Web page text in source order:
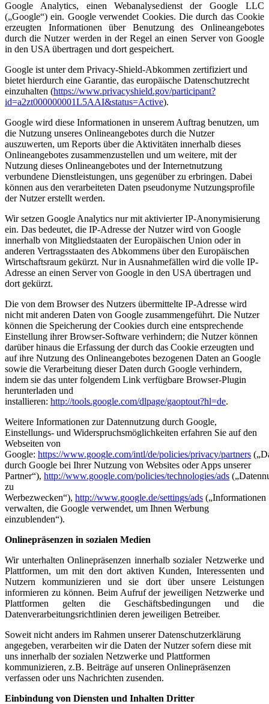
Google Analytics, einen Webanalysedienst der Google LLC
(„Google“) ein. Google verwendet Cookies. Die durch das Cookie
erzeugten Informationen über Benutzung des Onlineangebotes
durch die Nutzer werden in der Regel an einen Server von Google
in den USA übertragen und dort gespeichert.
Google ist unter dem Privacy-Shield-Abkommen zertifiziert und
bietet hierdurch eine Garantie, das europäische Datenschutzrecht
einzuhalten (https://www.privacyshield.gov/participant?
id=a2zt000000001L5AAI&status=Active).
Google wird diese Informationen in unserem Auftrag benutzen, um
die Nutzung unseres Onlineangebotes durch die Nutzer
auszuwerten, um Reports über die Aktivitäten innerhalb dieses
Onlineangebotes zusammenzustellen und um weitere, mit der
Nutzung dieses Onlineangebotes und der Internetnutzung
verbundene Dienstleistungen, uns gegenüber zu erbringen. Dabei
können aus den verarbeiteten Daten pseudonyme Nutzungsprofile
der Nutzer erstellt werden.
Wir setzen Google Analytics nur mit aktivierter IP-Anonymisierung
ein. Das bedeutet, die IP-Adresse der Nutzer wird von Google
innerhalb von Mitgliedstaaten der Europäischen Union oder in
anderen Vertragsstaaten des Abkommens über den Europäischen
Wirtschaftsraum gekürzt. Nur in Ausnahmefällen wird die volle IP-
Adresse an einen Server von Google in den USA übertragen und
dort gekürzt.
Die von dem Browser des Nutzers übermittelte IP-Adresse wird
nicht mit anderen Daten von Google zusammengeführt. Die Nutzer
können die Speicherung der Cookies durch eine entsprechende
Einstellung ihrer Browser-Software verhindern; die Nutzer können
darüber hinaus die Erfassung der durch das Cookie erzeugten und
auf ihre Nutzung des Onlineangebotes bezogenen Daten an Google
sowie die Verarbeitung dieser Daten durch Google verhindern,
indem sie das unter folgendem Link verfügbare Browser-Plugin
herunterladen und
installieren: http://tools.google.com/dlpage/gaoptout?hl=de.
Weitere Informationen zur Datennutzung durch Google,
Einstellungs- und Widerspruchsmöglichkeiten erfahren Sie auf den
Webseiten von
Google: https://www.google.com/intl/de/policies/privacy/partners
durch Google bei Ihrer Nutzung von Websites oder Apps unserer
Partner“), http://www.google.com/policies/technologies/ads
zu
Werbezwecken“), http://www.google.de/settings/ads („Informationen
verwalten, die Google verwendet, um Ihnen Werbung
einzublenden“).
Onlinepräsenzen in sozialen Medien
Wir unterhalten Onlinepräsenzen innerhalb sozialer Netzwerke und
Plattformen, um mit den dort aktiven Kunden, Interessenten und
Nutzern kommunizieren und sie dort über unsere Leistungen
informieren zu können. Beim Aufruf der jeweiligen Netzwerke und
Plattformen gelten die Geschäftsbedingungen und die
Datenverarbeitungsrichtlinien deren jeweiligen Betreiber.
Soweit nicht anders im Rahmen unserer Datenschutzerklärung
angegeben, verarbeiten wir die Daten der Nutzer sofern diese mit
uns innerhalb der sozialen Netzwerke und Plattformen
kommunizieren, z.B. Beiträge auf unseren Onlinepräsenzen
verfassen oder uns Nachrichten zusenden.
Einbindung von Diensten und Inhalten Dritter